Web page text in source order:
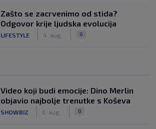
Zašto se zacrvenimo od stida?
Odgovor krije ljudska evolucija
LIFESTYLE 4. aug. 0
Video koji budi emocije: Dino Merlin
objavio najbolje trenutke s Koševa
SHOWBIZ 6. aug. 0